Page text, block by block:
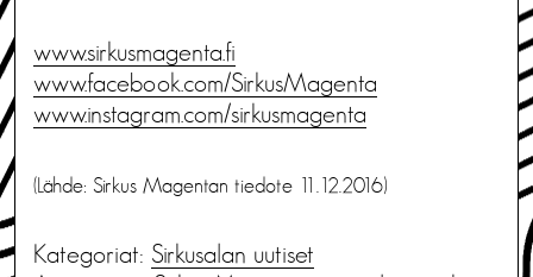
www.sirkusmagenta.fi
www.facebook.com/SirkusMagenta
www.instagram.com/sirkusmagenta
(Lähde: Sirkus Magentan tiedote 11.12.2016)
Kategoriat: Sirkusalan uutiset